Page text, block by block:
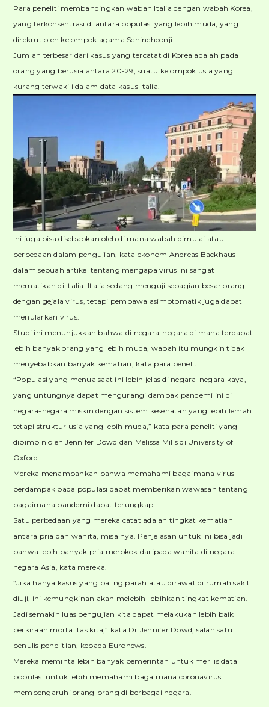
Para peneliti membandingkan wabah Italia dengan wabah Korea,
yang terkonsentrasi di antara populasi yang lebih muda, yang
direkrut oleh kelompok agama Schincheonji.
Jumlah terbesar dari kasus yang tercatat di Korea adalah pada
orang yang berusia antara 20-29, suatu kelompok usia yang
kurang terwakili dalam data kasus Italia.
Ini juga bisa disebabkan oleh di mana wabah dimulai atau
perbedaan dalam pengujian, kata ekonom Andreas Backhaus
dalam sebuah artikel tentang mengapa virus ini sangat
mematikan di Italia. Italia sedang menguji sebagian besar orang
dengan gejala virus, tetapi pembawa asimptomatik juga dapat
menularkan virus.
Studi ini menunjukkan bahwa di negara-negara di mana terdapat
lebih banyak orang yang lebih muda, wabah itu mungkin tidak
menyebabkan banyak kematian, kata para peneliti.
“Populasi yang menua saat ini lebih jelas di negara-negara kaya,
yang untungnya dapat mengurangi dampak pandemi ini di
negara-negara miskin dengan sistem kesehatan yang lebih lemah
tetapi struktur usia yang lebih muda,” kata para peneliti yang
dipimpin oleh Jennifer Dowd dan Melissa Mills di University of
Oxford.
Mereka menambahkan bahwa memahami bagaimana virus
berdampak pada populasi dapat memberikan wawasan tentang
bagaimana pandemi dapat terungkap.
Satu perbedaan yang mereka catat adalah tingkat kematian
antara pria dan wanita, misalnya. Penjelasan untuk ini bisa jadi
bahwa lebih banyak pria merokok daripada wanita di negara-
negara Asia, kata mereka.
“Jika hanya kasus yang paling parah atau dirawat di rumah sakit
diuji, ini kemungkinan akan melebih-lebihkan tingkat kematian.
Jadi semakin luas pengujian kita dapat melakukan lebih baik
perkiraan mortalitas kita,” kata Dr Jennifer Dowd, salah satu
penulis penelitian, kepada Euronews.
Mereka meminta lebih banyak pemerintah untuk merilis data
populasi untuk lebih memahami bagaimana coronavirus
mempengaruhi orang-orang di berbagai negara.